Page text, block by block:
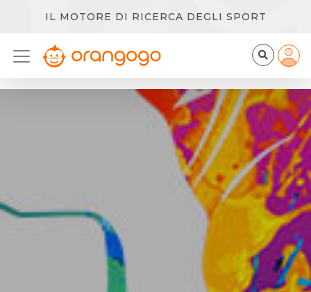
IL MOTORE DI RICERCA DEGLI SPORT